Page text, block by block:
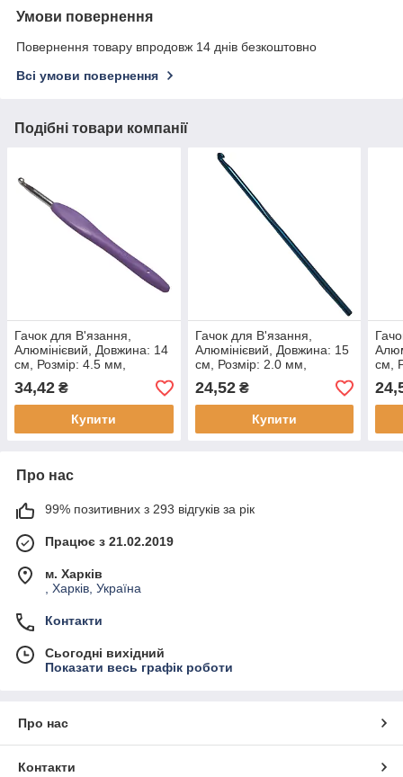
Умови повернення
Повернення товару впродовж 14 днів безкоштовно
Всі умови повернення
Подібні товари компанії
Гачок для В'язання,
Алюмінієвий, Довжина: 14
см, Розмір: 4.5 мм,
Фіолетовий (1 шт.)
34,42 ₴
Купити
Гачок для В'язання,
Алюмінієвий, Довжина: 15
см, Розмір: 2.0 мм,
Бірюзовий (1 шт.)
24,52₴
Купити
см,
Про нас
99% позитивних з 293 відгуків за рік
Працює з 21.02.2019
м. Харків
, Харків, Україна
Контакти
Сьогодні вихідний
Показати весь графік роботи
Про нас
Контакти